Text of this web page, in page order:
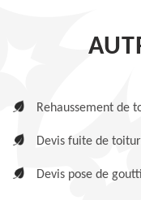
Rehaussement de
Devis fuite de
Devis pose de